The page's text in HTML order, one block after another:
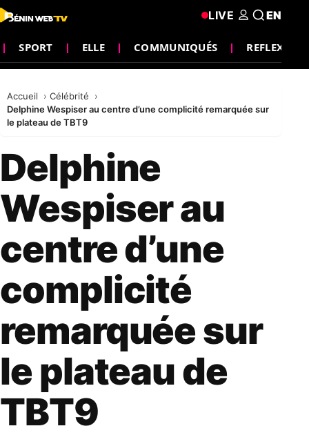
SPORT ELLE COMMUNIQUÉS REFLEXION
LIVE EN
Accueil
Célébrité
Delphine Wespiser au centre d’une complicité remarquée sur
le plateau de TBT9
Delphine
Wespiser au
centre d’une
complicité
remarquée sur
le plateau de
TBT9